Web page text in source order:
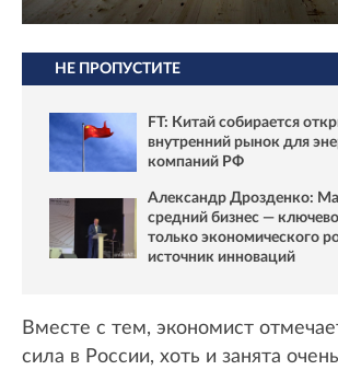
НЕ ПРОПУСТИТЕ
FT: Китай собирается
внутренний рынок для
компаний РФ
Александр Дрозденко:
средний бизнес —
только экономического
источник инноваций
Вместе с тем, экономист
сила в России, хоть и занята